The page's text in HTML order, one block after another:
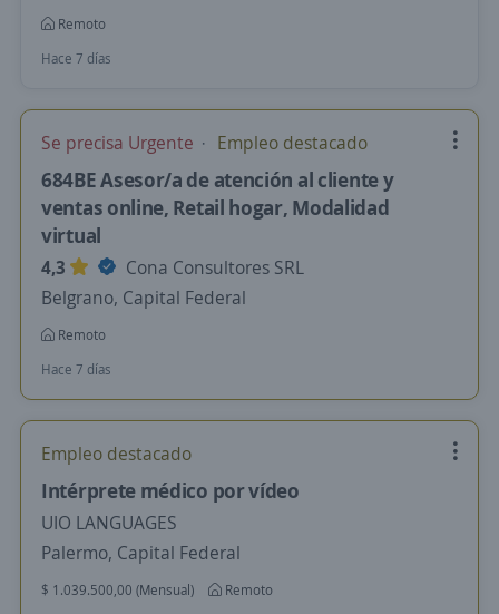
Remoto
Hace 7 días
Se precisa Urgente Empleo destacado
684BE Asesor/a de atención al cliente y
ventas online, Retail hogar, Modalidad
virtual
4,3
Cona Consultores SRL
Belgrano, Capital Federal
Remoto
Hace 7 días
Empleo destacado
Intérprete médico por vídeo
UIO LANGUAGES
Palermo, Capital Federal
$ 1.039.500,00 (Mensual)
Remoto